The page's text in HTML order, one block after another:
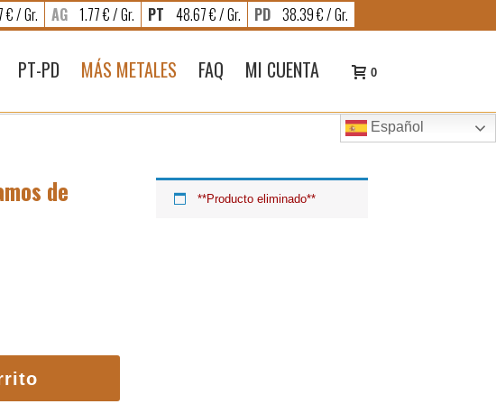
€ / Gr. AG 1.77 € / Gr. PT 48.67 € / Gr. PD 38.39 € / Gr.
PT-PD MÁS METALES FAQ MI CUENTA 0
Español
de
**Producto eliminado**